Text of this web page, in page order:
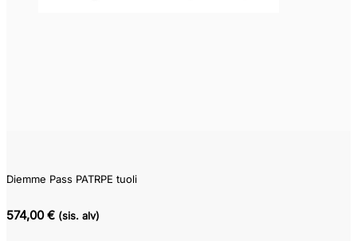
Diemme Pass PATRPE tuoli
574,00 € (sis. alv)